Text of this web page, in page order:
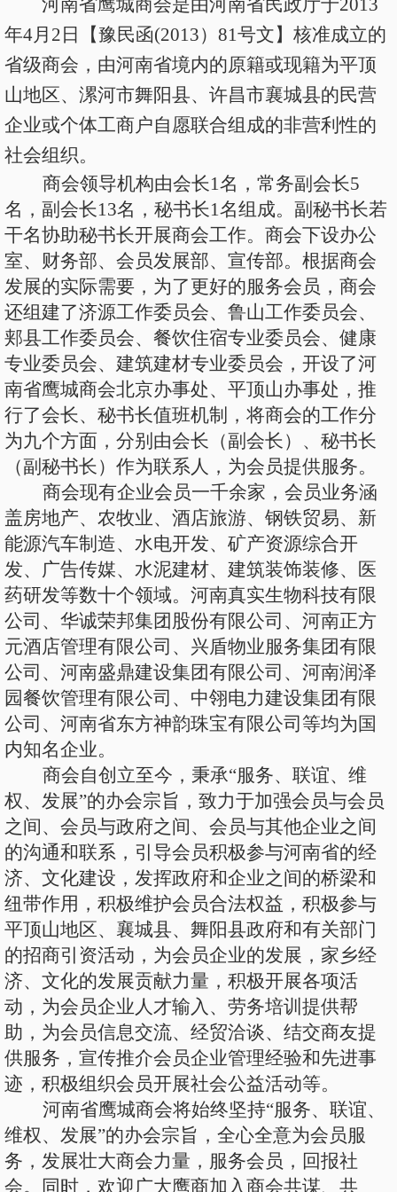
年4月2日【豫民函(2013）81号文】核准成立的
省级商会，由河南省境内的原籍或现籍为平顶
山地区、漯河市舞阳县、许昌市襄城县的民营
企业或个体工商户自愿联合组成的非营利性的
社会组织。
商会领导机构由会长1名，常务副会长5
名，副会长13名，秘书长1名组成。副秘书长若
干名协助秘书长开展商会工作。商会下设办公
室、财务部、会员发展部、宣传部。根据商会
发展的实际需要，为了更好的服务会员，商会
还组建了济源工作委员会、鲁山工作委员会、
郏县工作委员会、餐饮住宿专业委员会、健康
专业委员会、建筑建材专业委员会，开设了河
南省鹰城商会北京办事处、平顶山办事处，推
行了会长、秘书长值班机制，将商会的工作分
为九个方面，分别由会长（副会长）、秘书长
（副秘书长）作为联系人，为会员提供服务。
商会现有企业会员一千余家，会员业务涵
盖房地产、农牧业、酒店旅游、钢铁贸易、新
能源汽车制造、水电开发、矿产资源综合开
发、广告传媒、水泥建材、建筑装饰装修、医
药研发等数十个领域。河南真实生物科技有限
公司、华诚荣邦集团股份有限公司、河南正方
元酒店管理有限公司、兴盾物业服务集团有限
公司、河南盛鼎建设集团有限公司、河南润泽
园餐饮管理有限公司、中翎电力建设集团有限
公司、河南省东方神韵珠宝有限公司等均为国
内知名企业。
商会自创立至今，秉承“服务、联谊、维
权、发展”的办会宗旨，致力于加强会员与会员
之间、会员与政府之间、会员与其他企业之间
的沟通和联系，引导会员积极参与河南省的经
济、文化建设，发挥政府和企业之间的桥梁和
纽带作用，积极维护会员合法权益，积极参与
平顶山地区、襄城县、舞阳县政府和有关部门
的招商引资活动，为会员企业的发展，家乡经
济、文化的发展贡献力量，积极开展各项活
动，为会员企业人才输入、劳务培训提供帮
助，为会员信息交流、经贸洽谈、结交商友提
供服务，宣传推介会员企业管理经验和先进事
迹，积极组织会员开展社会公益活动等。
河南省鹰城商会将始终坚持“服务、联谊、
维权、发展”的办会宗旨，全心全意为会员服
务，发展壮大商会力量，服务会员，回报社
会。同时，欢迎广大鹰商加入商会共谋、共